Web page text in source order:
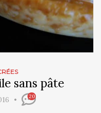
sans pâte
20